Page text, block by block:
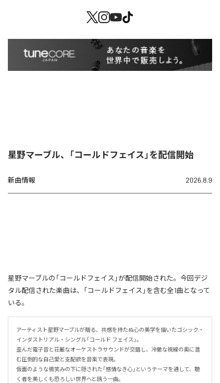
星野マーブル、「コールドフェイス」を配信開始
新曲情報 2026.8.9
星野マーブルの「コールドフェイス」が配信開始された。今回デジ
タル配信された楽曲は、「コールドフェイス」を含む全1曲となって
いる。
アーティスト星野マーブルが贈る、共感を持たぬ心の美学を描いたゴシック・
インダストリアル・シングル「コールド フェイス」。
歪んだ電子音と荘厳なオーケストラサウンドが交錯し、冷徹な視線の奥に潜
む圧倒的な自己愛と支配欲を音楽で表現。
仮面のような微笑みの下に隠された「感情なき心」というテーマを通して、聴
く者を美しくも恐ろしい世界へと誘う一曲。